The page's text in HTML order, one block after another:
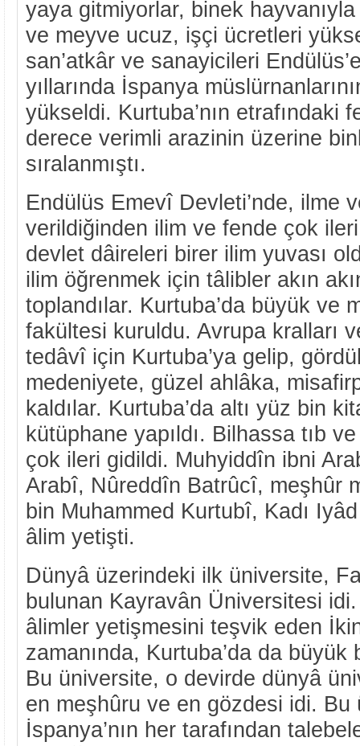
yaya gitmiyorlar, binek
ve meyve ucuz, işçi ücretleri
san’atkâr ve sanayicileri
yıllarında İspanya
yükseldi. Kurtuba’nın etrafındaki
derece verimli arazinin üzerine
sıralanmıştı.
Endülüs Emevî Devleti’nde, ilme
verildiğinden ilim ve fende çok
devlet dâireleri birer ilim yuvası
ilim öğrenmek için tâlibler akın
toplandılar. Kurtuba’da büyük ve
fakültesi kuruldu. Avrupa kralları
tedâvî için Kurtuba’ya gelip,
medeniyete, güzel ahlâka,
kaldılar. Kurtuba’da altı yüz bin
kütüphane yapıldı. Bilhassa tıb
çok ileri gidildi. Muhyiddîn ibni
Arabî, Nûreddîn Batrûcî, meşhûr
bin Muhammed Kurtubî, Kadı
âlim yetişti.
Dünyâ üzerindeki ilk üniversite,
bulunan Kayravân Üniversitesi
âlimler yetişmesini teşvik eden
zamanında, Kurtuba’da da
Bu üniversite, o devirde dünyâ
en meşhûru ve en gözdesi idi. Bu
İspanya’nın her tarafından